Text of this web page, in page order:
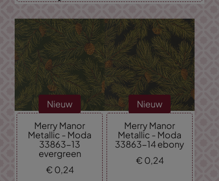
Nieuw
Merry Manor
Metallic - Moda
33863-13
evergreen
€ 0,24
Nieuw
Merry Manor
Metallic - Moda
33863-14 ebony
€ 0,24